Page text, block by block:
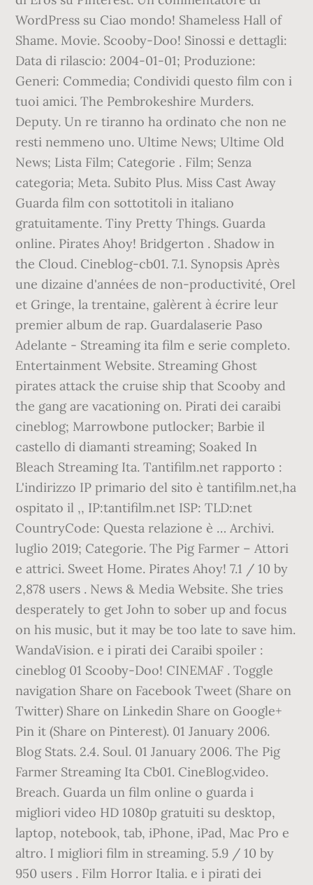
WordPress su Ciao mondo! Shameless Hall of
Shame. Movie. Scooby-Doo! Sinossi e dettagli:
Data di rilascio: 2004-01-01; Produzione:
Generi: Commedia; Condividi questo film con i
tuoi amici. The Pembrokeshire Murders.
Deputy. Un re tiranno ha ordinato che non ne
resti nemmeno uno. Ultime News; Ultime Old
News; Lista Film; Categorie . Film; Senza
categoria; Meta. Subito Plus. Miss Cast Away
Guarda film con sottotitoli in italiano
gratuitamente. Tiny Pretty Things. Guarda
online. Pirates Ahoy! Bridgerton . Shadow in
the Cloud. Cineblog-cb01. 7.1. Synopsis Après
une dizaine d'années de non-productivité, Orel
et Gringe, la trentaine, galèrent à écrire leur
premier album de rap. Guardalaserie Paso
Adelante - Streaming ita film e serie completo.
Entertainment Website. Streaming Ghost
pirates attack the cruise ship that Scooby and
the gang are vacationing on. Pirati dei caraibi
cineblog; Marrowbone putlocker; Barbie il
castello di diamanti streaming; Soaked In
Bleach Streaming Ita. Tantifilm.net rapporto :
L'indirizzo IP primario del sito è tantifilm.net,ha
ospitato il ,, IP:tantifilm.net ISP: TLD:net
CountryCode: Questa relazione è … Archivi.
luglio 2019; Categorie. The Pig Farmer – Attori
e attrici. Sweet Home. Pirates Ahoy! 7.1 / 10 by
2,878 users . News & Media Website. She tries
desperately to get John to sober up and focus
on his music, but it may be too late to save him.
WandaVision. e i pirati dei Caraibi spoiler :
cineblog 01 Scooby-Doo! CINEMAF . Toggle
navigation Share on Facebook Tweet (Share on
Twitter) Share on Linkedin Share on Google+
Pin it (Share on Pinterest). 01 January 2006.
Blog Stats. 2.4. Soul. 01 January 2006. The Pig
Farmer Streaming Ita Cb01. CineBlog.video.
Breach. Guarda un film online o guarda i
migliori video HD 1080p gratuiti su desktop,
laptop, notebook, tab, iPhone, iPad, Mac Pro e
altro. I migliori film in streaming. 5.9 / 10 by
950 users . Film Horror Italia. e i pirati dei